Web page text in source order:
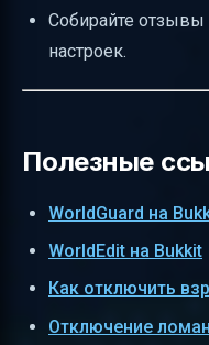
Собирайте
настроек.
Полезные
WorldGuard на
WorldEdit на Bukkit
Как отключить
Отключение